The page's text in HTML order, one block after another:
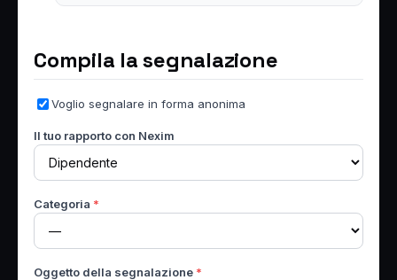
Compila la segnalazione
Voglio segnalare in forma anonima
Il tuo rapporto con Nexim
Categoria *
Oggetto della segnalazione *